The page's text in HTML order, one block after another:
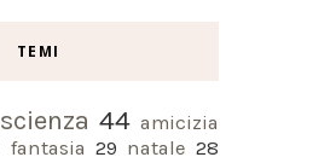
TEMI
scienza 44 amicizia
fantasia 29 natale 28